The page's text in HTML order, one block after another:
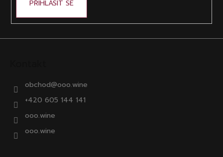
PŘIHLÁSIT SE
obchod@ooo.wine
+420 605 144 141
ooo.wine
ooo.wine